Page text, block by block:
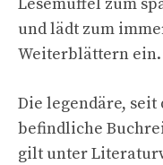
und lädt zum
Weiterblättern ein.
Die legendäre, seit
befindliche
gilt unter